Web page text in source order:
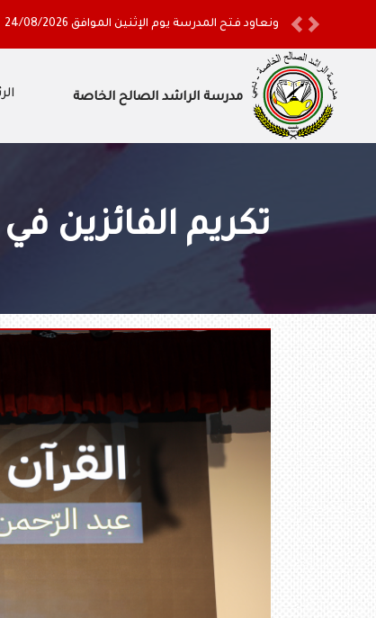
ونعاود فتح المدرسة يوم الإثنين الموافق 24/08/2026
PreviousNext
مدرسة الراشد الصالح الخاصة
تكريم الفائزين